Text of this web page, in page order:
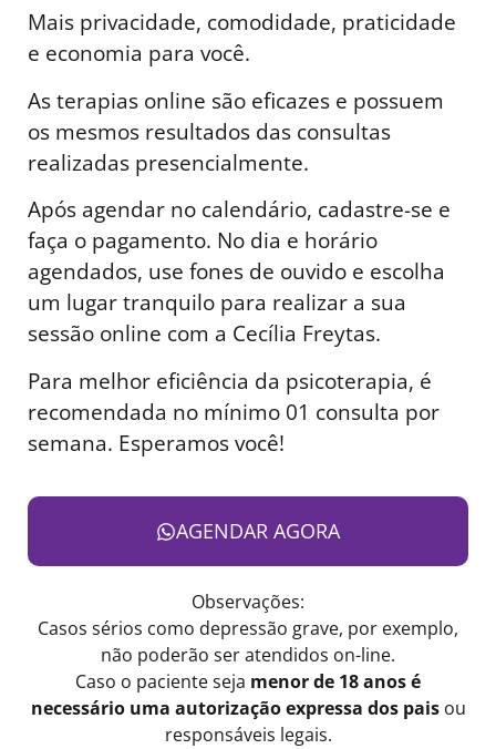
Mais privacidade, comodidade, praticidade
e economia para você.
As terapias online são eficazes e possuem
os mesmos resultados das consultas
realizadas presencialmente.
Após agendar no calendário, cadastre-se e
faça o pagamento. No dia e horário
agendados, use fones de ouvido e escolha
um lugar tranquilo para realizar a sua
sessão online com a Cecília Freytas.
Para melhor eficiência da psicoterapia, é
recomendada no mínimo 01 consulta por
semana. Esperamos você!
AGENDAR AGORA
Observações:
Casos sérios como depressão grave, por exemplo,
não poderão ser atendidos on-line.
Caso o paciente seja menor de 18 anos é
necessário uma autorização expressa dos paisou
responsáveis legais.